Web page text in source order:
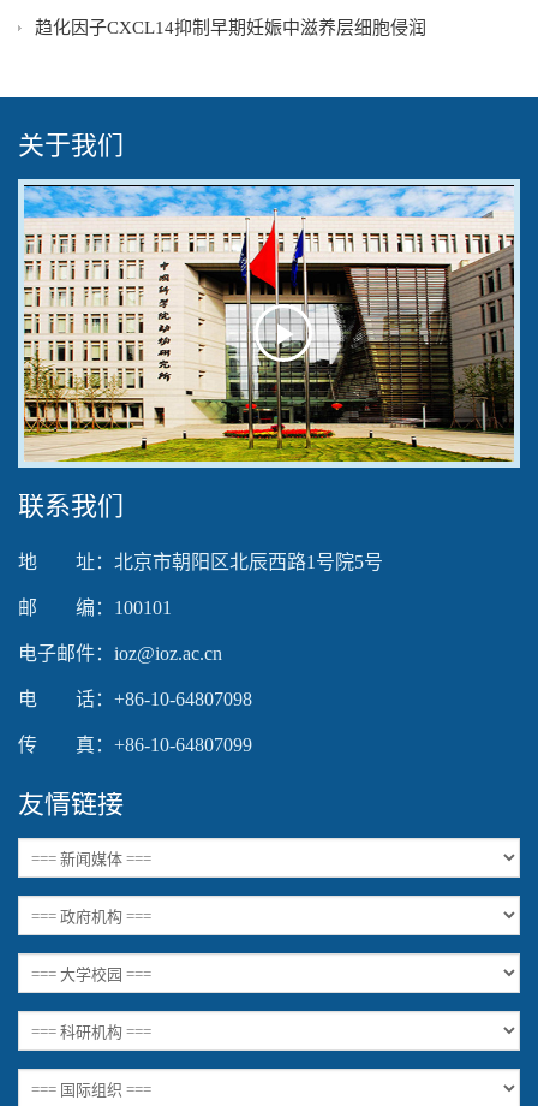
趋化因子CXCL14抑制早期妊娠中滋养层细胞侵润
关于我们
Play
Video
联系我们
地 址：北京市朝阳区北辰西路1号院5号
邮 编：100101
电子邮件：ioz@ioz.ac.cn
电 话：+86-10-64807098
传 真：+86-10-64807099
友情链接